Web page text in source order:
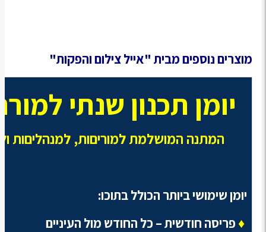
מוצרים נוספים מבית "אייל צילום והפקות"
יומן תכנון שנתי
המתנה המושלמת למוריםות, למנהליםות
יומן שימושי ביותר הכולל בתוכו:
♦פריסה חודשית – כל החודש מול העיניים